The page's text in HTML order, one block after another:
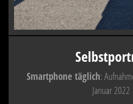
Smartphone täglich:
Januar 2022